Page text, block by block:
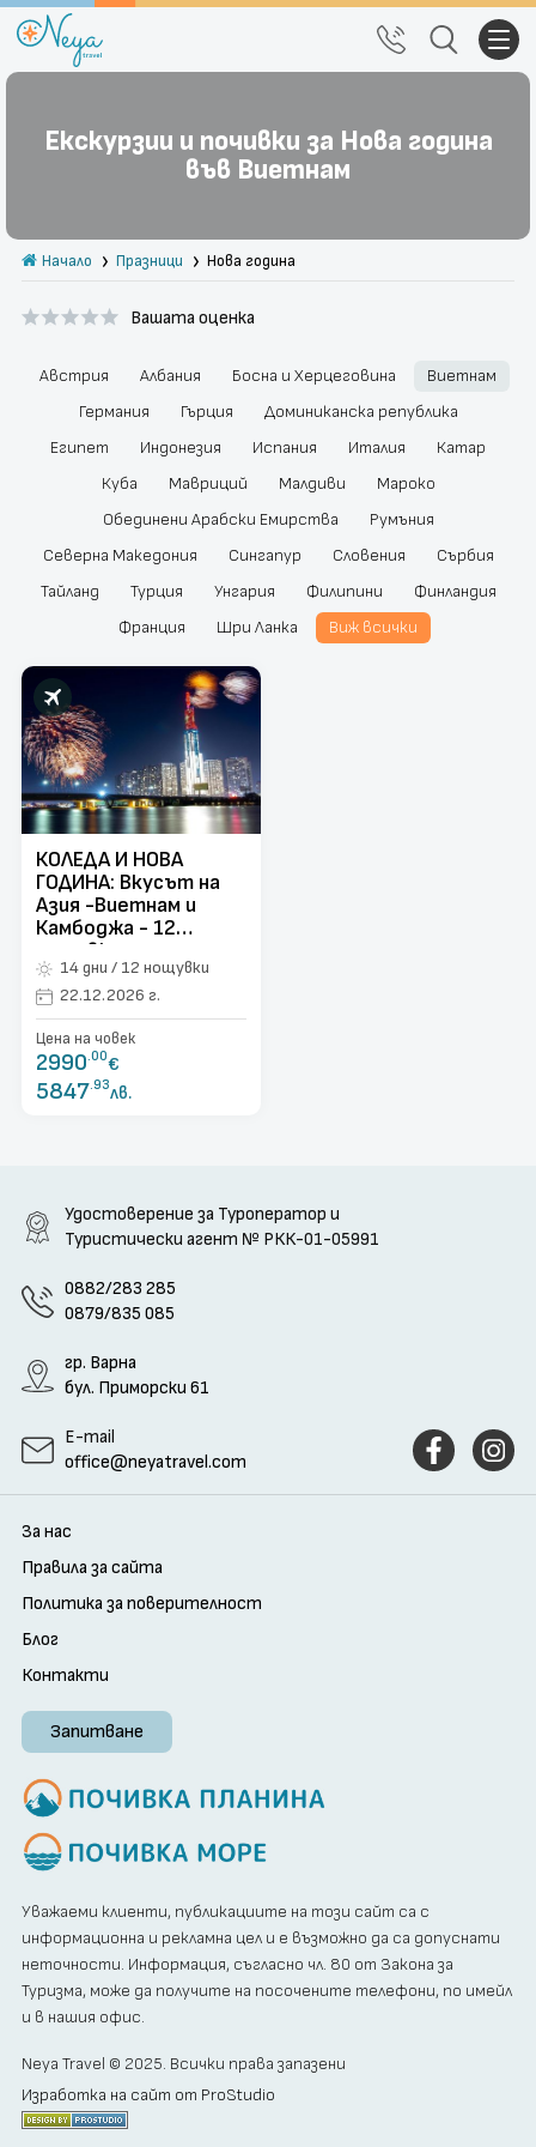
Екзотика
Почивки в България
Круизи
Празници
Правила за сайта
Политика за
поверителност
Блог
Запитване
Екскурзии и почивки за Нова година
във Виетнам
Начало Празници Нова година
Вашата оценка
Австрия Албания Босна и Херцеговина
Виетнам
Германия
Гърция
Доминиканска република
Египет
Индонезия Испания Италия
Катар
Куба
Мавриций Малдиви
Мароко
Обединени Арабски Емирства
Румъния
Северна Македония
Сингапур Словения
Сърбия
Тайланд
Турция Унгария Филипини
Финландия
Франция
Шри Ланка Виж всички
КОЛЕДА И НОВА
ГОДИНА: Вкусът на
Азия -Виетнам и
Камбоджа - 12
нощувки
14 дни / 12 нощувки
22.12.2026 г.
Цена на човек
2990 .00€
5847.93лв.
Удостоверение за Туроператор и
Туристически агент № РКК-01-05991
0882/283 285
0879/835 085
гр. Варна
бул. Приморски 61
E-mail
office@neyatravel.com
За нас
Правила за сайта
Политика за поверителност
Блог
Контакти
Запитване
Уважаеми клиенти, публикациите на този сайт са с
информационна и рекламна цел и е възможно да са допуснати
неточности. Информация, съгласно чл. 80 от Закона за
Туризма, може да получите на посочените телефони, по имейл
и в нашия офис.
Neya Travel © 2025. Всички права запазени
Изработка на сайт от ProStudio